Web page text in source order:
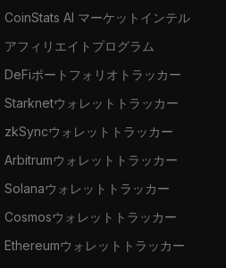
CoinStats AI マーケットインテル
アフィリエイトプログラム
DeFiポートフォリオトラッカー
Starknetウォレットトラッカー
zkSyncウォレットトラッカー
Arbitrumウォレットトラッカー
Solanaウォレットトラッカー
Cosmosウォレットトラッカー
Ethereumウォレットトラッカー